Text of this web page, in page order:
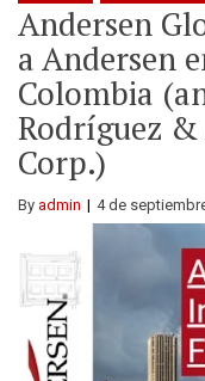
Andersen
a Andersen
Colombia
Rodríguez &
Corp.)
By admin 4 de